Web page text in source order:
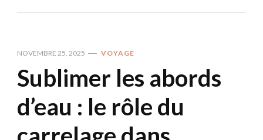
NOVEMBRE 25, 2025 VOYAGE
Sublimer les abords
d’eau : le rôle du